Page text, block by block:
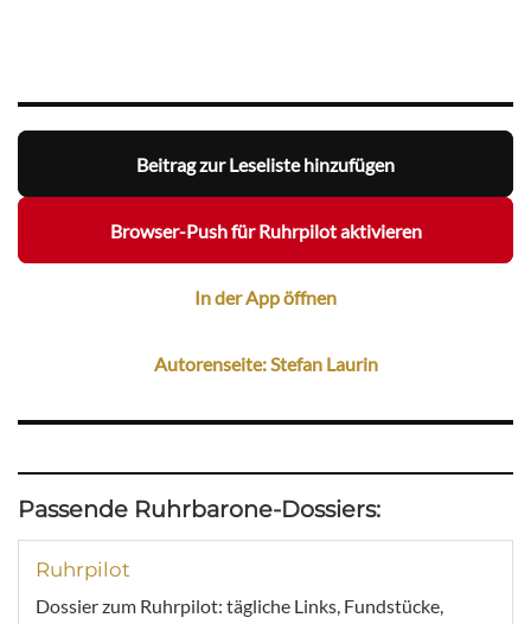
Beitrag zur Leseliste hinzufügen
Browser-Push für Ruhrpilot aktivieren
In der App öffnen
Autorenseite: Stefan Laurin
Passende Ruhrbarone-Dossiers:
Ruhrpilot
Dossier zum Ruhrpilot: tägliche Links, Fundstücke,